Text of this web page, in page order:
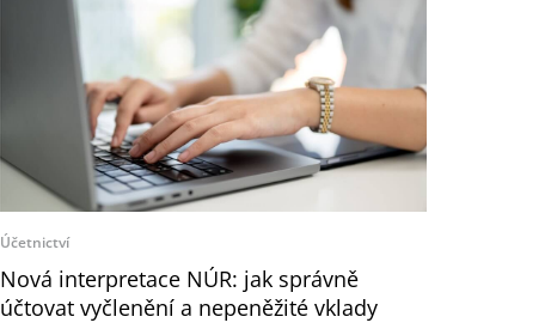
Účetnictví
Nová interpretace NÚR: jak správně
účtovat vyčlenění a nepeněžité vklady